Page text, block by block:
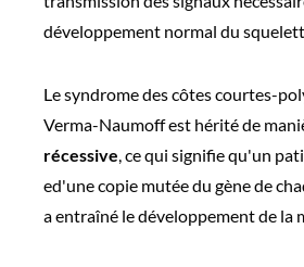
développement normal du
Le syndrome des côtes courtes-
Verma-Naumoff est hérité de
récessive, ce qui signifie qu'un
ed'une copie mutée du gène de
a entraîné le développement de la